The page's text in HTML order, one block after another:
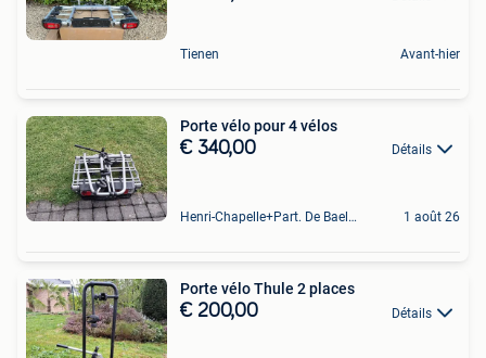
Tienen Avant-hier
Porte vélo pour 4 vélos
€ 340,00 Détails
Henri-Chapelle+Part. De Baelen 1 août 26
Porte vélo Thule 2 places
€ 200,00 Détails